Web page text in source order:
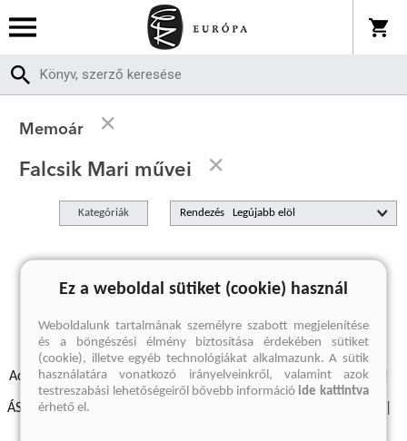
Memoár
Falcsik Mari művei
Kategóriák Rendezés
A keresett kifejezésre nincs találat
Adatvédelmi szabályzatok Elállási felmondási nyilatkozat
ÁSZF - Vásárlási feltételek
Ez a weboldal sütiket (cookie) használ
Weboldalunk tartalmának személyre szabott megjelenítése
és a böngészési élmény biztosítása érdekében sütiket
(cookie), illetve egyéb technológiákat alkalmazunk. A sütik
használatára vonatkozó irányelveinkről, valamint azok
testreszabási lehetőségeiről bővebb információide kattintva
érhető el.